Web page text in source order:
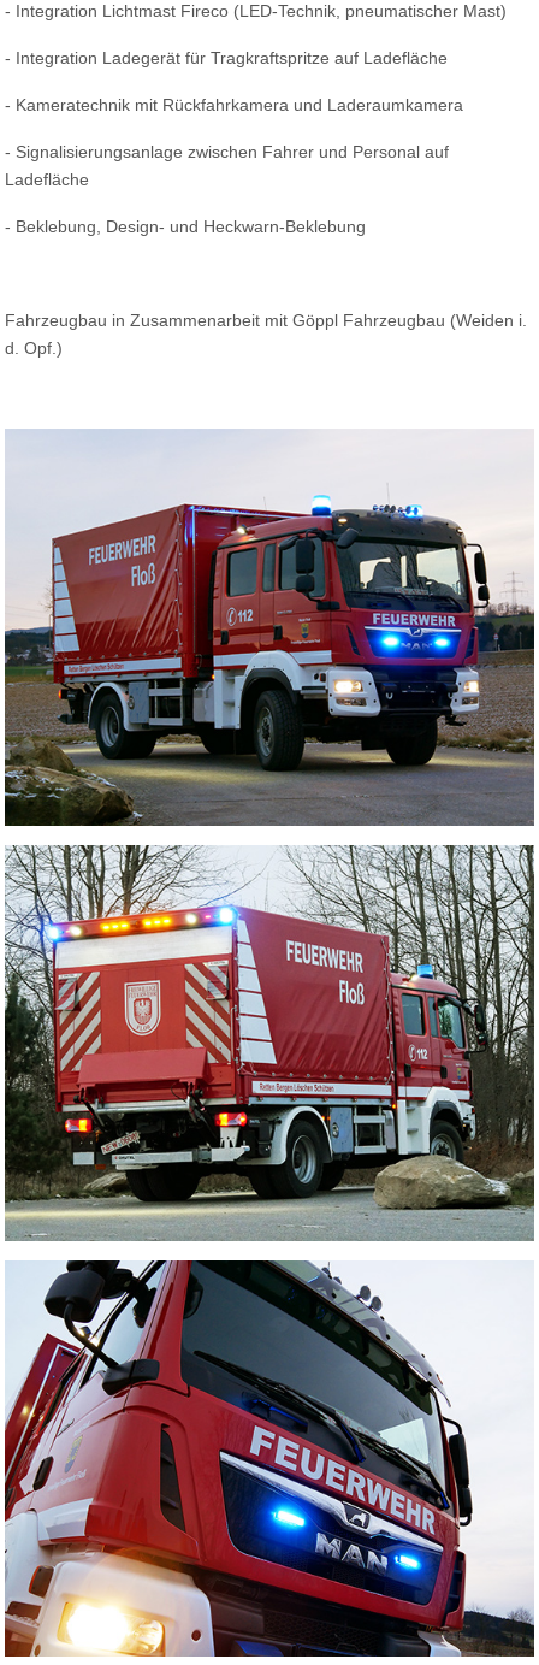
- Integration Lichtmast Fireco (LED-Technik, pneumatischer Mast)
- Integration Ladegerät für Tragkraftspritze auf Ladefläche
- Kameratechnik mit Rückfahrkamera und Laderaumkamera
- Signalisierungsanlage zwischen Fahrer und Personal auf
Ladefläche
- Beklebung, Design- und Heckwarn-Beklebung
Fahrzeugbau in Zusammenarbeit mit Göppl Fahrzeugbau (Weiden i.
d. Opf.)